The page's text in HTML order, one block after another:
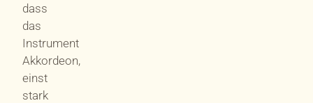
dass
das
Instrument
Akkordeon,
einst
stark